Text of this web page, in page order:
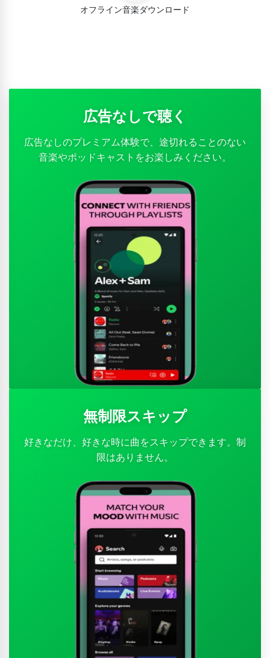
オフライン音楽ダウンロード
広告なしで聴く
広告なしのプレミアム体験で、途切れることのない
音楽やポッドキャストをお楽しみください。
無制限スキップ
好きなだけ、好きな時に曲をスキップできます。制
限はありません。